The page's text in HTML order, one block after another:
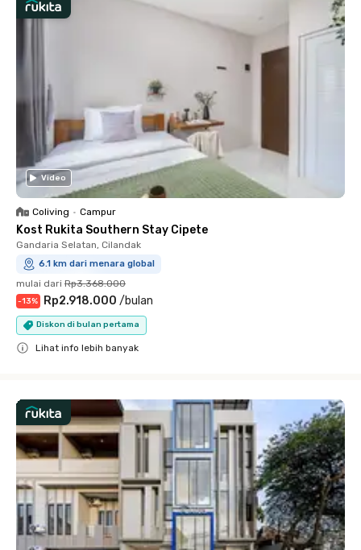
Video
Coliving • Campur
Kost Rukita Southern Stay Cipete
Gandaria Selatan, Cilandak
6.1 km dari menara global
mulai dari Rp3.368.000
-13% Rp2.918.000 /bulan
Diskon di bulan pertama
Lihat info lebih banyak